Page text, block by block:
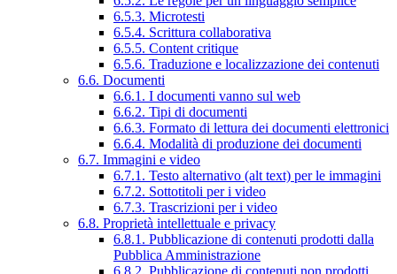
6.5.3. Microtesti
6.5.4. Scrittura collaborativa
6.5.5. Content critique
6.5.6. Traduzione e localizzazione dei contenuti
6.6. Documenti
6.6.1. I documenti vanno sul web
6.6.2. Tipi di documenti
6.6.3. Formato di lettura dei documenti elettronici
6.6.4. Modalità di produzione dei documenti
6.7. Immagini e video
6.7.1. Testo alternativo (alt text) per le immagini
6.7.2. Sottotitoli per i video
6.7.3. Trascrizioni per i video
6.8. Proprietà intellettuale e privacy
6.8.1. Pubblicazione di contenuti prodotti dalla
Pubblica Amministrazione
6.8.2. Pubblicazione di contenuti non prodotti